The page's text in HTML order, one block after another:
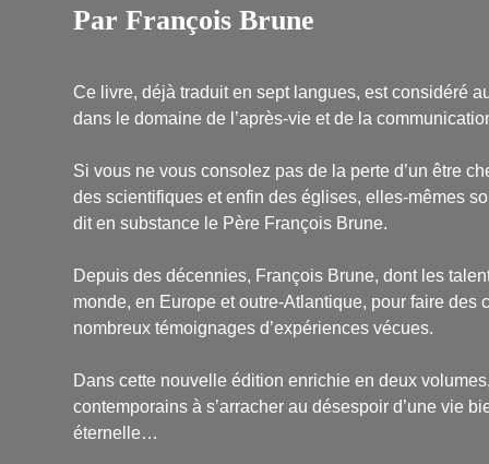
Par François Brune
Ce livre, déjà traduit en sept langues, est considéré
dans le domaine de l’après-vie et de la
Si vous ne vous consolez pas de la perte d’un être
des scientifiques et enfin des églises, elles-mêmes
dit en substance le Père François Brune.
Depuis des décennies, François Brune, dont les
monde, en Europe et outre-Atlantique, pour faire
nombreux témoignages d’expériences vécues.
Dans cette nouvelle édition enrichie en deux
contemporains à s’arracher au désespoir d’une vie
éternelle…